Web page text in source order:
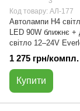
Код товару: АЛ-177
Автолампи H4
LED 90W ближнє +
світло 12–24V
комплект 2 шт | АЛ-
1 275 грн/компл.
Купити